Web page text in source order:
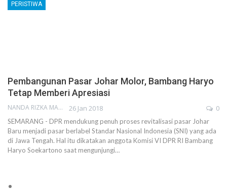
PERISTIWA
Pembangunan Pasar Johar Molor, Bambang Haryo
Tetap Memberi Apresiasi
NANDA RIZKA MAHENDRA 26 Jan 2018 0
SEMARANG - DPR mendukung penuh proses revitalisasi pasar Johar
Baru menjadi pasar berlabel Standar Nasional Indonesia (SNI) yang ada
di Jawa Tengah. Hal itu dikatakan anggota Komisi VI DPR RI Bambang
Haryo Soekartono saat mengunjungi…